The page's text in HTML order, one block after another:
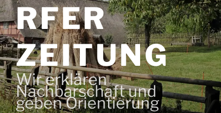
RFER
ZEITUNG
Wir erklären
Nachbarschaft und
geben Orientierung